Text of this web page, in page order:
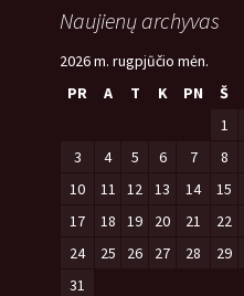
Naujienų archyvas
2026 m. rugpjūčio mėn.
PR
A T K PN Š
1
3
4 5 6 7 8
10
11 12 13 14 15
17
18 19 20 21 22
24
25 26 27 28 29
31